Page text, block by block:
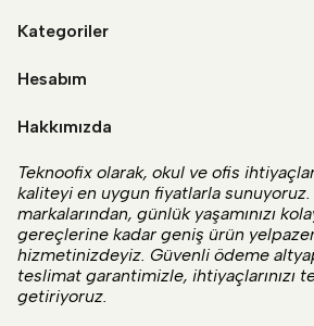
Kategoriler
Hesabım
Hakkımızda
Teknoofix olarak, okul ve ofis
kaliteyi en uygun fiyatlarla sunuyoruz.
markalarından, günlük yaşamınızı
gereçlerine kadar geniş ürün
hizmetinizdeyiz. Güvenli ödeme
teslimat garantimizle, ihtiyaçlarınızı
getiriyoruz.